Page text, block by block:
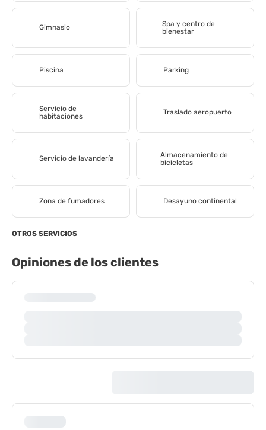
Gimnasio
Spa y centro de
bienestar
Piscina Parking
Servicio de
habitaciones
Traslado aeropuerto
Servicio de lavandería
Almacenamiento de
bicicletas
Zona de fumadores Desayuno continental
OTROS SERVICIOS
Opiniones de los clientes